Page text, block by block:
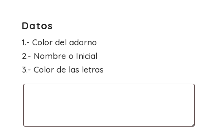
Datos
1.- Color del adorno
2.- Nombre o Inicial
3.- Color de las letras